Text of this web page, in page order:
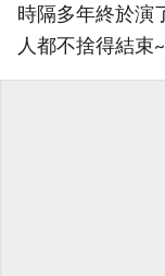
時隔多年終於演
人都不捨得結束~